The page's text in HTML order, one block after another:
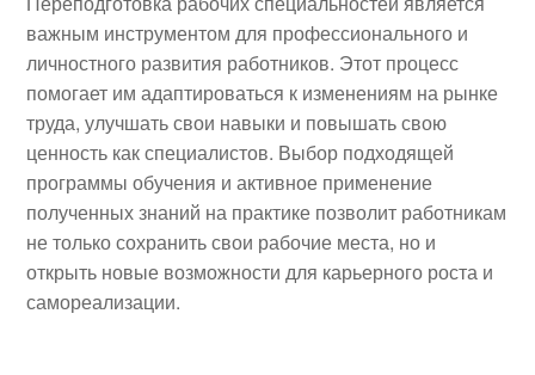
важным инструментом для профессионального и
личностного развития работников. Этот процесс
помогает им адаптироваться к изменениям на рынке
труда, улучшать свои навыки и повышать свою
ценность как специалистов. Выбор подходящей
программы обучения и активное применение
полученных знаний на практике позволит работникам
не только сохранить свои рабочие места, но и
открыть новые возможности для карьерного роста и
самореализации.